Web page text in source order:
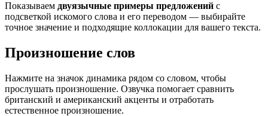
Показываем двуязычные примеры предложений с
подсветкой искомого слова и его переводом — выбирайте
точное значение и подходящие коллокации для вашего текста.
Произношение слов
Нажмите на значок динамика рядом со словом, чтобы
прослушать произношение. Озвучка помогает сравнить
британский и американский акценты и отработать
естественное произношение.